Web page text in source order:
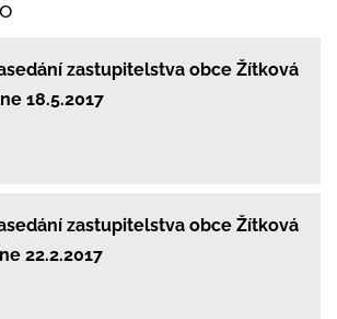
zastupitelstva obce Žítková
18.5.2017
zastupitelstva obce Žítková
22.2.2017